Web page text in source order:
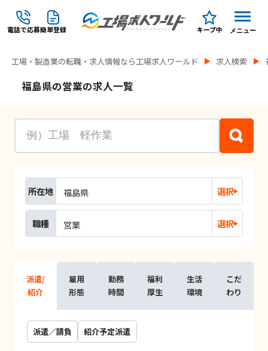
電話で応募簡単登録 キープ中 メニュー
工場・製造業の転職・求人情報なら工場求人ワールド 求人検索
福島県の営業の求人一覧
所在地 福島県 選択
職種 営業 選択
派遣/
紹介
雇用
形態
勤務
時間
福利
厚生
生活
環境
こだ
わり
派遣／請負 紹介予定派遣